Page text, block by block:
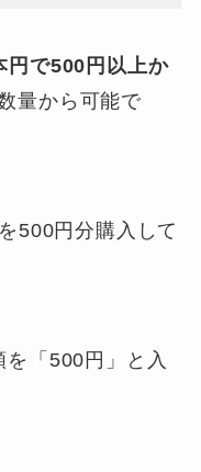
円で500円以上か
量から可能で
500円分購入して
「500円」と入